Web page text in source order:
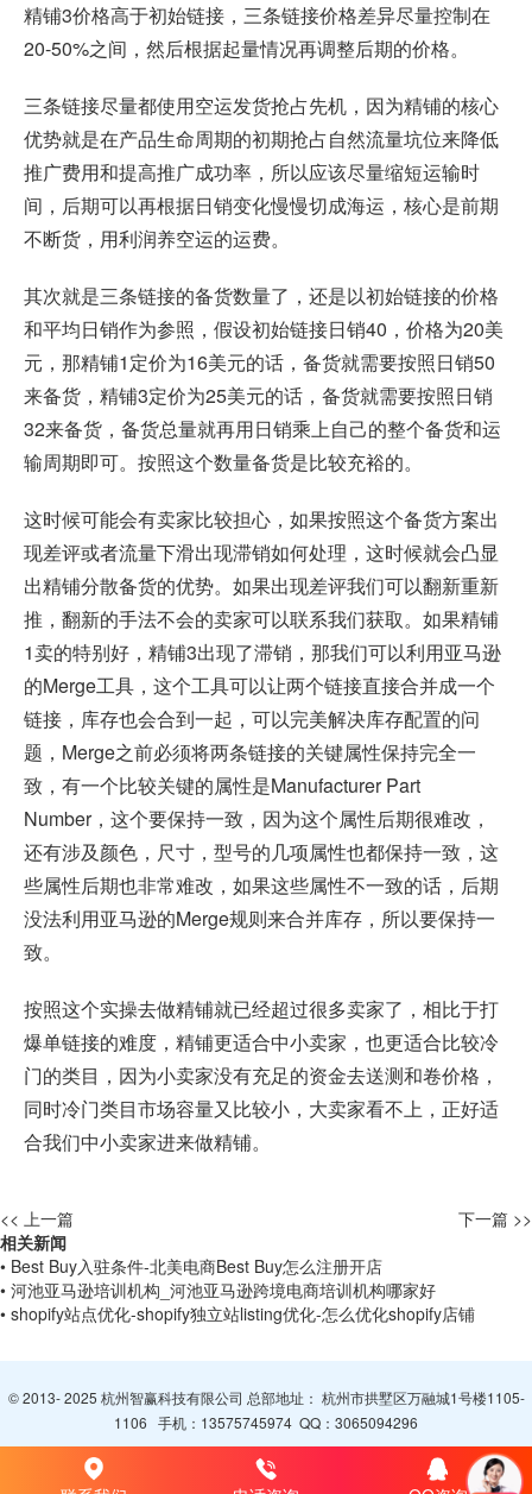
精铺3价格高于初始链接，三条链接价格差异尽量控制在
20-50%之间，然后根据起量情况再调整后期的价格。
三条链接尽量都使用空运发货抢占先机，因为精铺的核心
优势就是在产品生命周期的初期抢占自然流量坑位来降低
推广费用和提高推广成功率，所以应该尽量缩短运输时
间，后期可以再根据日销变化慢慢切成海运，核心是前期
不断货，用利润养空运的运费。
其次就是三条链接的备货数量了，还是以初始链接的价格
和平均日销作为参照，假设初始链接日销40，价格为20美
元，那精铺1定价为16美元的话，备货就需要按照日销50
来备货，精铺3定价为25美元的话，备货就需要按照日销
32来备货，备货总量就再用日销乘上自己的整个备货和运
输周期即可。按照这个数量备货是比较充裕的。
这时候可能会有卖家比较担心，如果按照这个备货方案出
现差评或者流量下滑出现滞销如何处理，这时候就会凸显
出精铺分散备货的优势。如果出现差评我们可以翻新重新
推，翻新的手法不会的卖家可以联系我们获取。如果精铺
1卖的特别好，精铺3出现了滞销，那我们可以利用亚马逊
的Merge工具，这个工具可以让两个链接直接合并成一个
链接，库存也会合到一起，可以完美解决库存配置的问
题，Merge之前必须将两条链接的关键属性保持完全一
致，有一个比较关键的属性是Manufacturer Part
Number，这个要保持一致，因为这个属性后期很难改，
还有涉及颜色，尺寸，型号的几项属性也都保持一致，这
些属性后期也非常难改，如果这些属性不一致的话，后期
没法利用亚马逊的Merge规则来合并库存，所以要保持一
致。
按照这个实操去做精铺就已经超过很多卖家了，相比于打
爆单链接的难度，精铺更适合中小卖家，也更适合比较冷
门的类目，因为小卖家没有充足的资金去送测和卷价格，
同时冷门类目市场容量又比较小，大卖家看不上，正好适
合我们中小卖家进来做精铺。
<< 上一篇
下一篇 >>
相关新闻
• Best Buy入驻条件-北美电商Best Buy怎么注册开店
• 河池亚马逊培训机构_河池亚马逊跨境电商培训机构哪家好
• shopify站点优化-shopify独立站listing优化-怎么优化shopify店铺
© 2013- 2025 杭州智赢科技有限公司 总部地址： 杭州市拱墅区万融城1号楼1105-
1106 手机： 13575745974 QQ： 3065094296